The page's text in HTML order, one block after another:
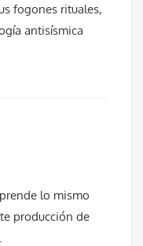
fogones rituales,
antisísmica
lo mismo
producción de